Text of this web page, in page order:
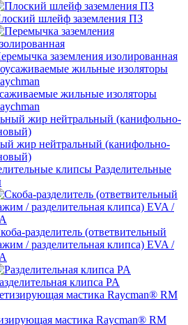
шлейф заземления ПЗ
заземления изолированная
жильные изоляторы
жир нейтральный (канифольно-
Разделительные
разделитель (ответвительный
/ разделительная клипса) EVA /
клипса PA
мастика Raycman® RM